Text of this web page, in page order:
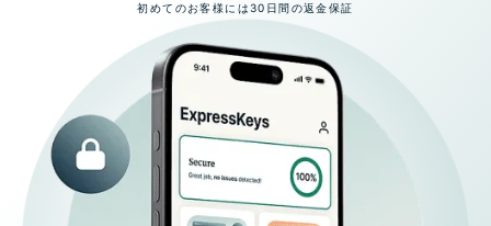
初めてのお客様には30日間の返金保証